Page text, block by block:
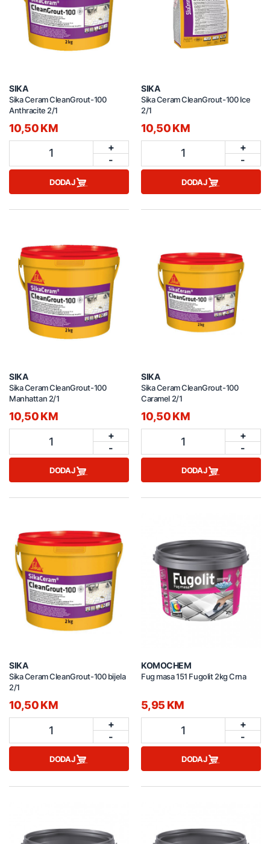
SIKA
Sika Ceram CleanGrout-100
Anthracite 2/1
10,50 KM
1
+
-
DODAJ
SIKA
Sika Ceram CleanGrout-100 Ice
2/1
10,50 KM
1
+
-
DODAJ
SIKA
Sika Ceram CleanGrout-100
Manhattan 2/1
10,50 KM
1
+
-
DODAJ
SIKA
Sika Ceram CleanGrout-100
Caramel 2/1
10,50 KM
1
+
-
DODAJ
SIKA
Sika Ceram CleanGrout-100 bijela
2/1
10,50 KM
1
+
-
DODAJ
KOMOCHEM
Fug masa 151 Fugolit 2kg Crna
5,95 KM
1
+
-
DODAJ